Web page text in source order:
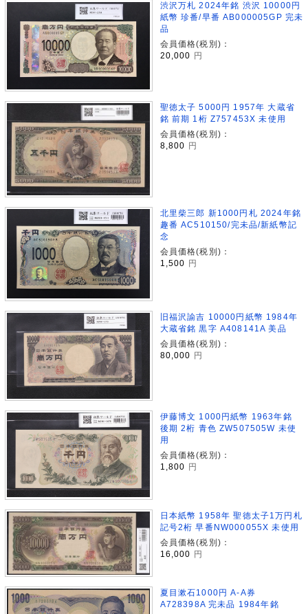
渋沢万札 2024年銘 渋沢 10000円
紙幣 珍番/早番 AB000005GP 完未
品
会員価格(税別)：
20,000
円
聖徳太子 5000円 1957年 大蔵省
銘 前期 1桁 Z757453X 未使用
会員価格(税別)：
8,800
円
北里柴三郎 新1000円札 2024年銘
趣番 AC510150/完未品/新紙幣記
念
会員価格(税別)：
1,500 円
旧福沢諭吉 10000円紙幣 1984年
大蔵省銘 黒字 A408141A 美品
会員価格(税別)：
80,000 円
伊藤博文 1000円紙幣 1963年銘
後期 2桁 青色 ZW507505W 未使
用
会員価格(税別)：
1,800 円
日本紙幣 1958年 聖徳太子1万円札
記号2桁 早番NW000055X 未使用
会員価格(税別)：
16,000 円
夏目漱石1000円 A-A券
A728398A 完未品 1984年銘